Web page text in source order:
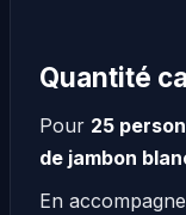
Quantité
Pour 25
de jambon
En